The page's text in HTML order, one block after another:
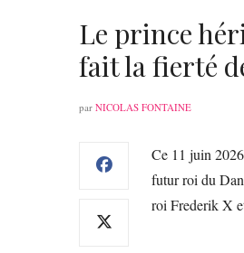
Le prince
fait la fierté
par NICOLAS FONTAINE
Ce 11 juin
futur roi du
roi Frederik X